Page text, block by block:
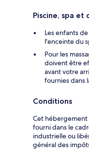
Piscine, spa et
Les enfants
l'enceinte du
Pour les
doivent être
avant votre
fournies dans
Conditions
Cet hébergement
fourni dans le
industrielle ou
général des